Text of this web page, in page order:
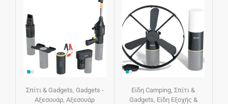
Σπίτι & Gadgets Gadgets -
Αξεσουάρ ,Αξεσουάρ
Είδη Camping ,Σπίτι &
Gadgets Είδη Εξοχής &